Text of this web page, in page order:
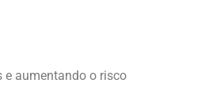
aumentando o risco